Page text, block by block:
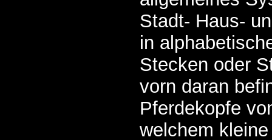
Stadt- Haus-
in
Stecken oder
vorn daran
Pferdekopfe
welchem